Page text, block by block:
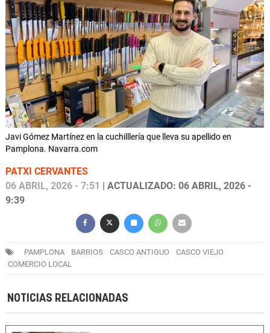
Javi Gómez Martínez en la cuchilllería que lleva su apellido en
Pamplona. Navarra.com
PATXI CERVANTES
06 ABRIL, 2026 - 7:51
| ACTUALIZADO: 06 ABRIL, 2026 -
9:39
PAMPLONA BARRIOS CASCO ANTIGUO
CASCO VIEJO
COMERCIO LOCAL
NOTICIAS RELACIONADAS